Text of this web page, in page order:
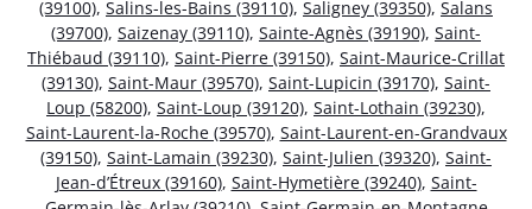
(39100), Salins-les-Bains (39110), Saligney (39350), Salans
(39700), Saizenay (39110), Sainte-Agnès (39190), Saint-
Thiébaud (39110), Saint-Pierre (39150), Saint-Maurice-Crillat
(39130), Saint-Maur (39570), Saint-Lupicin (39170), Saint-
Loup (58200), Saint-Loup (39120), Saint-Lothain (39230),
Saint-Laurent-la-Roche (39570), Saint-Laurent-en-Grandvaux
(39150), Saint-Lamain (39230), Saint-Julien (39320), Saint-
Jean-d’Étreux (39160), Saint-Hymetière (39240), Saint-